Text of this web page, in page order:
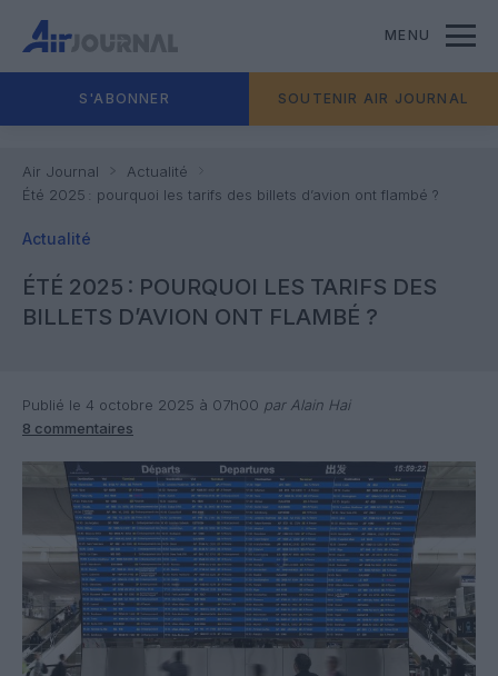
MENU
S'ABONNER SOUTENIR AIR JOURNAL
Air Journal
Actualité
Été 2025 : pourquoi les tarifs des billets d’avion ont flambé ?
Actualité
ÉTÉ 2025 : POURQUOI LES TARIFS DES
BILLETS D’AVION ONT FLAMBÉ ?
Publié le 4 octobre 2025 à 07h00 par Alain Hai
8 commentaires